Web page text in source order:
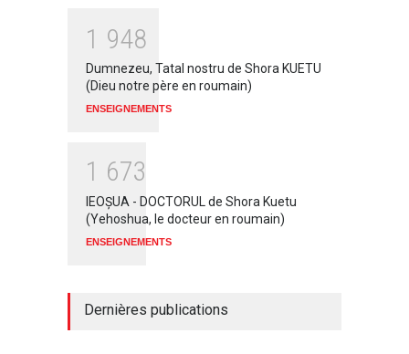
1 948
Dumnezeu, Tatal nostru de Shora KUETU
(Dieu notre père en roumain)
ENSEIGNEMENTS
1 673
IEOŞUA - DOCTORUL de Shora Kuetu
(Yehoshua, le docteur en roumain)
ENSEIGNEMENTS
Dernières publications